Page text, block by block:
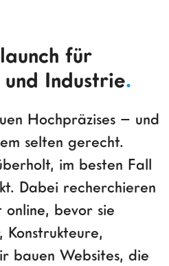
für
Industrie.
Hochpräzises – und
selten gerecht.
im besten Fall
Dabei recherchieren
online, bevor sie
Konstrukteure,
bauen Websites, die